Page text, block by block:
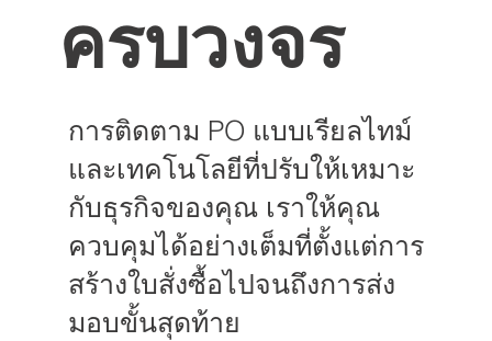
ครบวงจร
การติดตาม PO แบบเรียลไทม์
และเทคโนโลยีที่ปรับให้เหมาะ
กับธุรกิจของคุณ เราให้คุณ
ควบคุมได้อย่างเต็มที่ตั้งแต่การ
สร้างใบสั่งซื้อไปจนถึงการส่ง
มอบขั้นสุดท้าย